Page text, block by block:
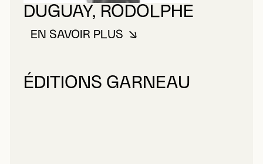
DUGUAY, RODOLPHE
EN SAVOIR PLUSÀ PROPOS DE DUGUAY,
ÉDITIONS GARNEAU